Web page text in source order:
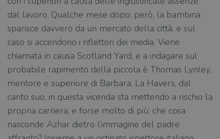
dal lavoro. Qualche mese dopo, però, la bambina
sparisce davvero da un mercato della città, e sul
caso si accendono i riflettori dei media. Viene
chiamata in causa Scotland Yard, e a indagare sul
probabile rapimento della piccola è Thomas Lynley,
mentore e superiore di Barbara. La Havers, dal
canto suo, in questa vicenda sta mettendo a rischio la
propria carriera, e forse molto di più: che cosa
nasconde Azhar dietro l’immagine del padre